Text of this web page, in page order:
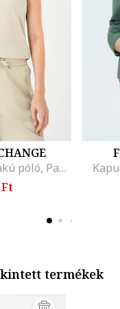
Szűk fazonú V-nyakú póló, Pasztellzöld
Ft
termékek